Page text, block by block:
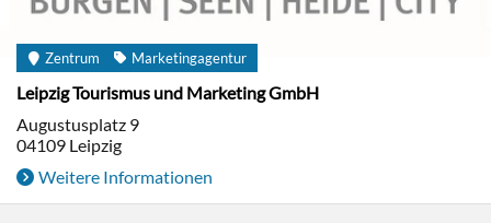
Zentrum Marketingagentur
Leipzig Tourismus und Marketing GmbH
Augustusplatz 9
04109 Leipzig
Weitere Informationen